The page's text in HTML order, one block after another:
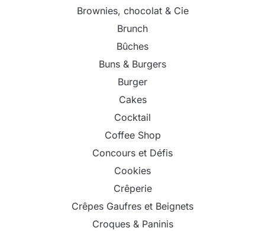
Brownies, chocolat & Cie
Brunch
Bûches
Buns & Burgers
Burger
Cakes
Cocktail
Coffee Shop
Concours et Défis
Cookies
Crêperie
Crêpes Gaufres et Beignets
Croques & Paninis